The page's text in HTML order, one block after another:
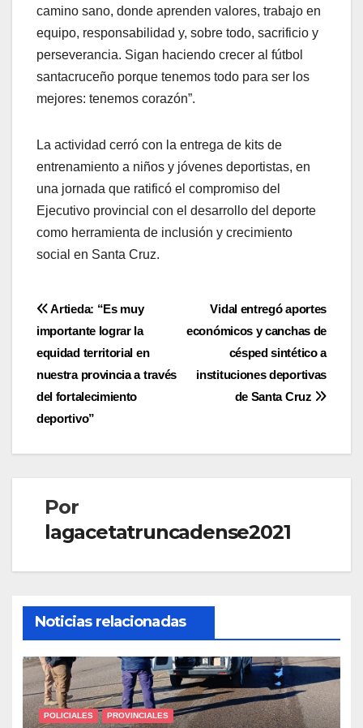
camino sano, donde aprenden valores, trabajo en
equipo, responsabilidad y, sobre todo, sacrificio y
perseverancia. Sigan haciendo crecer al fútbol
santacruceño porque tenemos todo para ser los
mejores: tenemos corazón”.
La actividad cerró con la entrega de kits de
entrenamiento a niños y jóvenes deportistas, en
una jornada que ratificó el compromiso del
Ejecutivo provincial con el desarrollo del deporte
como herramienta de inclusión y crecimiento
social en Santa Cruz.
Navegación
de
entradas
Vidal entregó aportes
económicos y canchas de
césped sintético a
instituciones deportivas
de Santa Cruz
Artieda: “Es muy
importante lograr la
equidad territorial en
nuestra provincia a través
del fortalecimiento
deportivo”
Por
lagacetatruncadense2021
Noticias relacionadas
POLICIALES PROVINCIALES